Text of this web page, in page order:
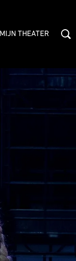
MIJN THEATER